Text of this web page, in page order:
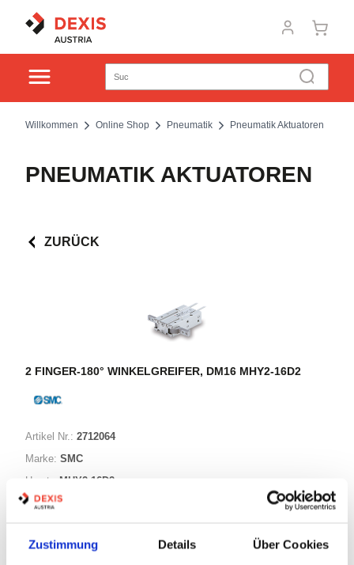
Zustimmung Details Über Cookies
Willkommen Online Shop Pneumatik Pneumatik Aktuatoren
PNEUMATIK AKTUATOREN
ZURÜCK
2 FINGER-180° WINKELGREIFER, DM16 MHY2-16D2
Artikel Nr.: 2712064
Marke: SMC
Herst.:
MHY2-16D2
Bezeichnung: